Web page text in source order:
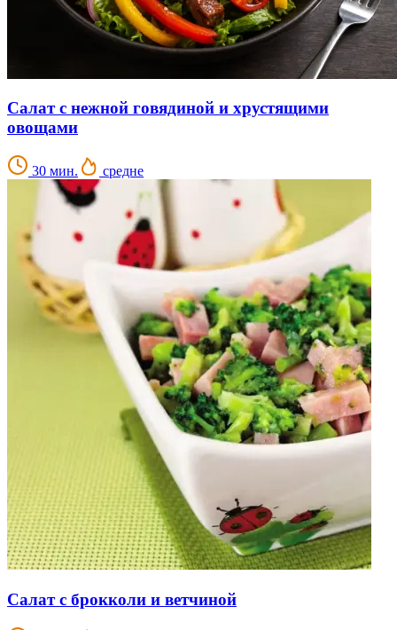
Салат с нежной говядиной и хрустящими
овощами
30 мин. средне
Салат с брокколи и ветчиной